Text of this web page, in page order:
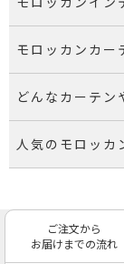
モロッカンイン
モロッカンカー
どんなカーテン
人気のモロッカ